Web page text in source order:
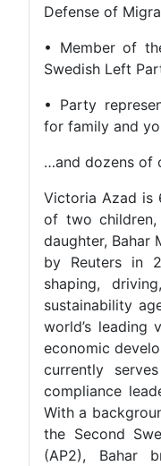
Defense of
• Member of
Swedish Left
• Party
for family and
…and dozens of
Victoria Azad is
of two
daughter, Bahar
by Reuters in
shaping,
sustainability
world’s leading
economic
currently
compliance
With a
the Second
(AP2), Bahar